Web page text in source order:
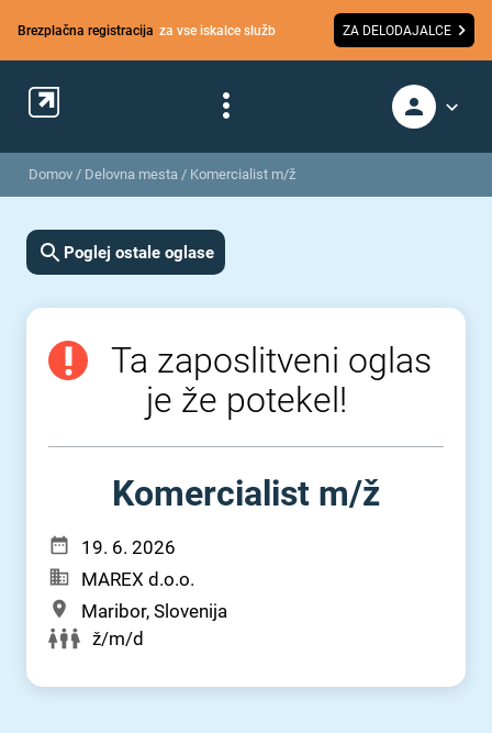
Brezplačna registracija za vse iskalce služb ZA DELODAJALCE
Domov / Delovna mesta / Komercialist m/ž
Poglej ostale oglase
Ta zaposlitveni oglas
je že potekel!
Komercialist m⁠/⁠ž
19. 6. 2026
MAREX d.o.o.
Maribor, Slovenija
ž/m/d